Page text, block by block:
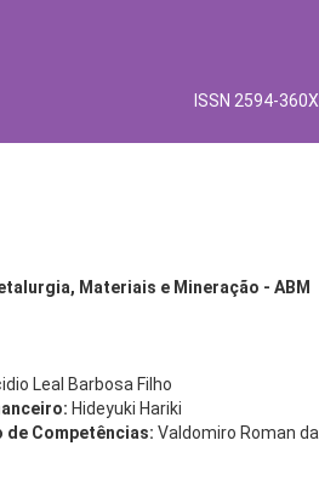
ISSN 2594-360X
Materiais e Mineração - ABM
Leal Barbosa Filho
Hideyuki Hariki
de Competências: Valdomiro Roman da